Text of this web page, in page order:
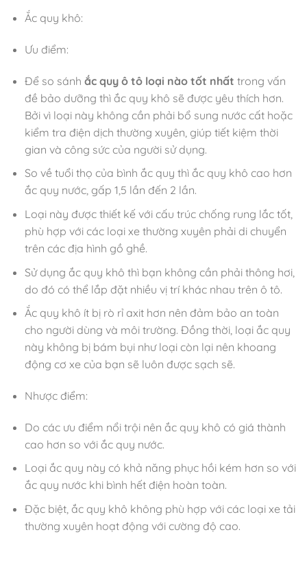
Ắc quy khô:
Ưu điểm:
Để so sánh ắc quy ô tô loại nào tốt nhất trong vấn
đề bảo dưỡng thì ắc quy khô sẽ được yêu thích hơn.
Bởi vì loại này không cần phải bổ sung nước cất hoặc
kiểm tra điện dịch thường xuyên, giúp tiết kiệm thời
gian và công sức của người sử dụng.
So về tuổi thọ của bình ắc quy thì ắc quy khô cao hơn
ắc quy nước, gấp 1,5 lần đến 2 lần.
Loại này được thiết kế với cấu trúc chống rung lắc tốt,
phù hợp với các loại xe thường xuyên phải di chuyển
trên các địa hình gồ ghề.
Sử dụng ắc quy khô thì bạn không cần phải thông hơi,
do đó có thể lắp đặt nhiều vị trí khác nhau trên ô tô.
Ắc quy khô ít bị rò rỉ axit hơn nên đảm bảo an toàn
cho người dùng và môi trường. Đồng thời, loại ắc quy
này không bị bám bụi như loại còn lại nên khoang
động cơ xe của bạn sẽ luôn được sạch sẽ.
Nhược điểm:
Do các ưu điểm nổi trội nên ắc quy khô có giá thành
cao hơn so với ắc quy nước.
Loại ắc quy này có khả năng phục hồi kém hơn so với
ắc quy nước khi bình hết điện hoàn toàn.
Đặc biệt, ắc quy khô không phù hợp với các loại xe tải
thường xuyên hoạt động với cường độ cao.